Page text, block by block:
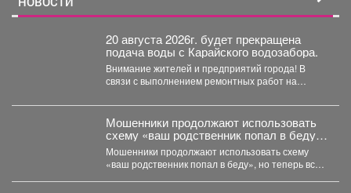
20 августа 2026г. будет прекращена
подача воды с Карайского водозабора.
Внимание жителей и предприятий города! В
связи с выполнением ремонтных работ на
Мошенники продолжают использовать
схему «ваш родственник попал в беду»,
но теперь все чаще применяют
современные технологии.
Мошенники продолжают использовать схему
«ваш родственник попал в беду», но теперь все